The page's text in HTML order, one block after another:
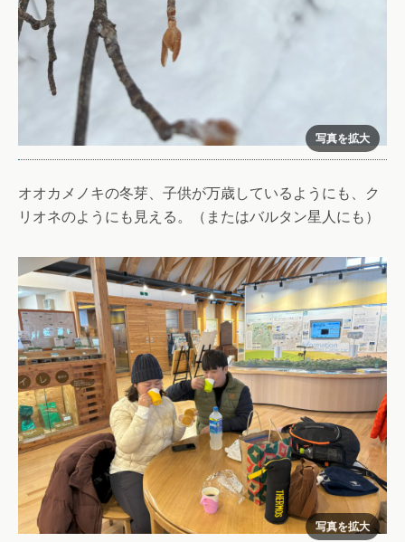
オオカメノキの冬芽、子供が万歳しているようにも、ク
リオネのようにも見える。（またはバルタン星人にも）